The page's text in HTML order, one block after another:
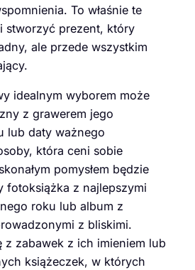
To właśnie te
stworzyć prezent, który
ale przede wszystkim
idealnym wyborem może
z grawerem jego
lub daty ważnego
która ceni sobie
pomysłem będzie
fotoksiążka z najlepszymi
roku lub album z
z bliskimi.
z zabawek z ich imieniem lub
książeczek, w których